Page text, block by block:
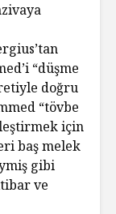
“düşme
doğru
“tövbe
için
baş melek
gibi
ve